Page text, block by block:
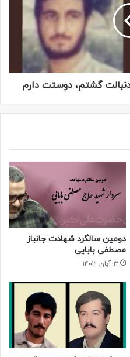
گشتم، دوستت دارم
دومین سالگرد شهادت جانباز
مصطفی بابایی
۳ آبان ۱۴۰۳